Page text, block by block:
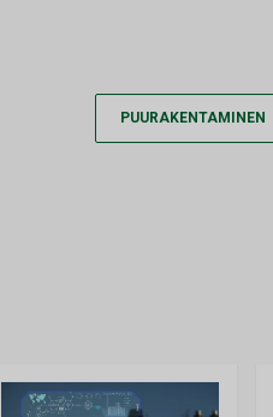
PUURAKENTAMINEN